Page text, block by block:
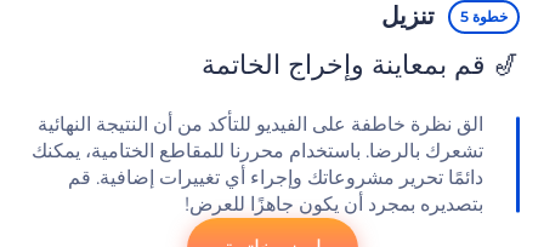
خطوة 5 تنزيل
🎷 قم بمعاينة وإخراج الخاتمة
الق نظرة خاطفة على الفيديو للتأكد من أن النتيجة النهائية
تشعرك بالرضا. باستخدام محررنا للمقاطع الختامية، يمكنك
دائمًا تحرير مشروعاتك وإجراء أي تغييرات إضافية. قم
بتصديره بمجرد أن يكون جاهزًا للعرض!